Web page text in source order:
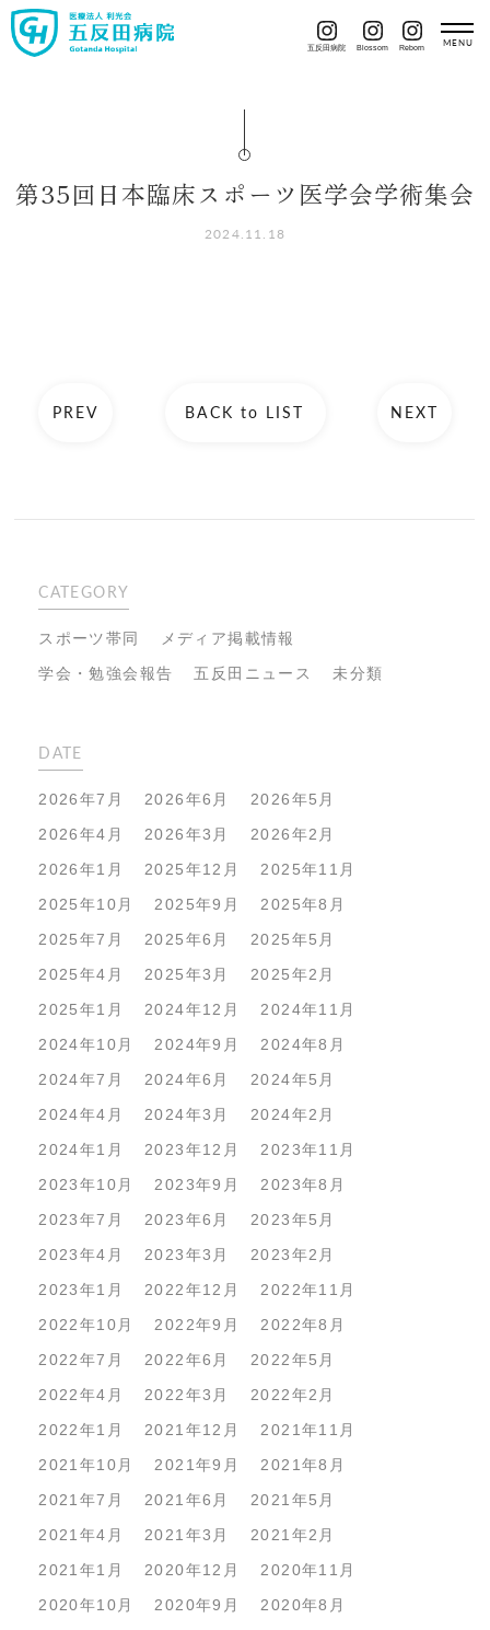
五反田病院 Blossom Reborn
第35回日本臨床スポーツ医学会学術集会
2024.11.18
PREV BACK to LIST NEXT
CATEGORY
スポーツ帯同
メディア掲載情報
学会・勉強会報告
五反田ニュース 未分類
DATE
2026年7月 2026年6月
2026年5月
2026年4月
2026年3月
2026年2月
2026年1月
2025年12月
2025年11月
2025年10月
2025年9月
2025年8月
2025年7月
2025年6月
2025年5月
2025年4月
2025年3月
2025年2月
2025年1月
2024年12月
2024年11月
2024年10月
2024年9月
2024年8月
2024年7月
2024年6月
2024年5月
2024年4月
2024年3月
2024年2月
2024年1月
2023年12月
2023年11月
2023年10月
2023年9月
2023年8月
2023年7月
2023年6月
2023年5月
2023年4月
2023年3月
2023年2月
2023年1月
2022年12月
2022年11月
2022年10月
2022年9月
2022年8月
2022年7月
2022年6月
2022年5月
2022年4月
2022年3月
2022年2月
2022年1月
2021年12月
2021年11月
2021年10月
2021年9月
2021年8月
2021年7月
2021年6月
2021年5月
2021年4月
2021年3月
2021年2月
2021年1月
2020年12月
2020年11月
2020年10月
2020年9月
2020年8月